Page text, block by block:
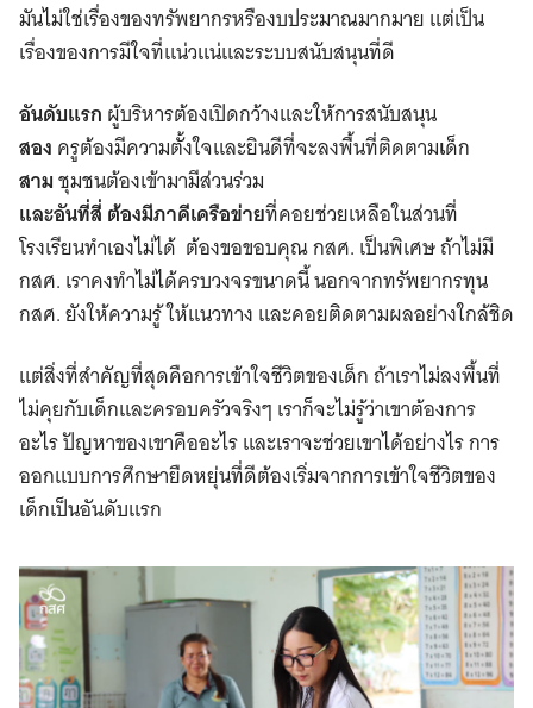
มันไม่ใช่เรื่องของทรัพยากรหรืองบประมาณมากมาย แต่เป็น
เรื่องของการมีใจที่แน่วแน่และระบบสนับสนุนที่ดี
อันดับแรก ผู้บริหารต้องเปิดกว้างและให้การสนับสนุน
สอง ครูต้องมีความตั้งใจและยินดีที่จะลงพื้นที่ติดตามเด็ก
สามชุมชนต้องเข้ามามีส่วนร่วม
และอันที่สี่ ต้องมีภาคีเครือข่ายที่คอยช่วยเหลือในส่วนที่
โรงเรียนทำเองไม่ได้ ต้องขอขอบคุณ กสศ. เป็นพิเศษ ถ้าไม่มี
กสศ. เราคงทำไม่ได้ครบวงจรขนาดนี้ นอกจากทรัพยากรทุน
กสศ. ยังให้ความรู้ ให้แนวทาง และคอยติดตามผลอย่างใกล้ชิด
แต่สิ่งที่สำคัญที่สุดคือการเข้าใจชีวิตของเด็ก ถ้าเราไม่ลงพื้นที่
ไม่คุยกับเด็กและครอบครัวจริงๆ เราก็จะไม่รู้ว่าเขาต้องการ
อะไร ปัญหาของเขาคืออะไร และเราจะช่วยเขาได้อย่างไร การ
ออกแบบการศึกษายืดหยุ่นที่ดีต้องเริ่มจากการเข้าใจชีวิตของ
เด็กเป็นอันดับแรก